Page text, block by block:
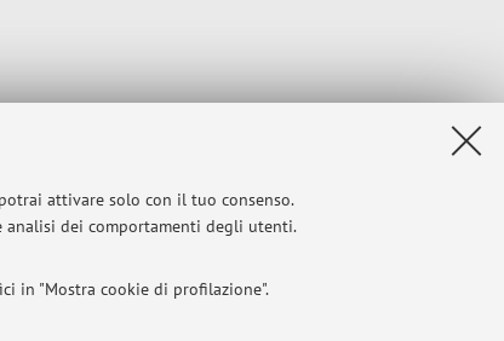
attivare solo con il tuo consenso.
analisi dei comportamenti degli utenti.
in "Mostra cookie di profilazione".